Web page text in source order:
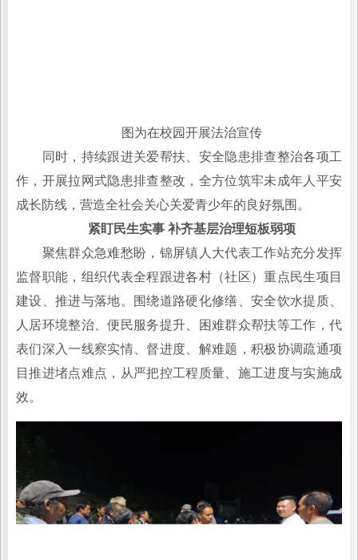
图为在校园开展法治宣传
同时，持续跟进关爱帮扶、安全隐患排查整治各项工
作，开展拉网式隐患排查整改，全方位筑牢未成年人平安
成长防线，营造全社会关心关爱青少年的良好氛围。
紧盯民生实事 补齐基层治理短板弱项
聚焦群众急难愁盼，锦屏镇人大代表工作站充分发挥
监督职能，组织代表全程跟进各村（社区）重点民生项目
建设、推进与落地。围绕道路硬化修缮、安全饮水提质、
人居环境整治、便民服务提升、困难群众帮扶等工作，代
表们深入一线察实情、督进度、解难题，积极协调疏通项
目推进堵点难点，从严把控工程质量、施工进度与实施成
效。